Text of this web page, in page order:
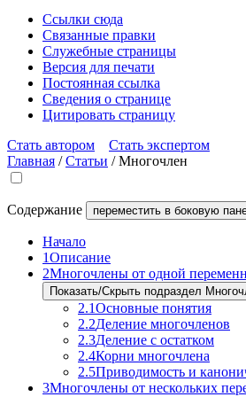
Ссылки сюда
Связанные правки
Служебные страницы
Версия для печати
Постоянная ссылка
Сведения о странице
Цитировать страницу
Стать автором
Стать экспертом
Главная /Статьи /Многочлен
Содержание переместить в боковую
Начало
1Описание
2Многочлены от одной
Показать/Скрыть подраздел
2.1Основные понятия
2.2Деление многочленов
2.3Деление с остатком
2.4Корни многочлена
2.5Приводимость и
3Многочлены от нескольких